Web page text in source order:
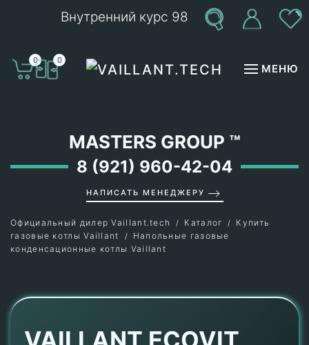
Внутренний курс 98
0 0
МЕНЮ
MASTERS GROUP ™
8 (921) 960-42-04
НАПИСАТЬ МЕНЕДЖЕРУ
Официальный дилер Vaillant.tech Каталог
Купить
газовые котлы Vaillant
Напольные газовые
конденсационные котлы Vaillant